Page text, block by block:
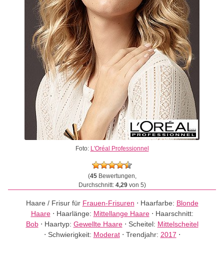
Foto: L'Oréal Professionnel
(45Bewertungen,
Durchschnitt: 4,29von 5)
Haare / Frisur für Frauen-Frisuren ⋅ Haarfarbe: Blonde
Haare⋅ Haarlänge: Mittellange Haare⋅ Haarschnitt:
Bob⋅ Haartyp: Gewellte Haare⋅ Scheitel: Mittelscheitel
⋅ Schwierigkeit: Moderat⋅ Trendjahr: 2017 ⋅